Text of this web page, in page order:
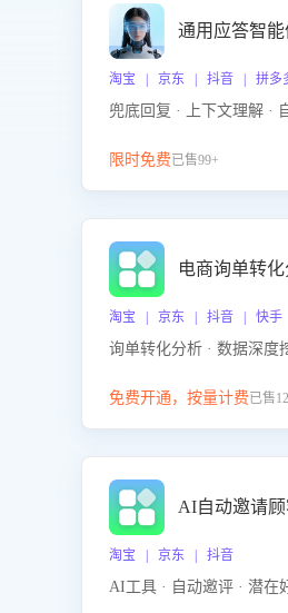
通用应答智
淘宝 | 京东 | 抖音 | 拼多
兜底回复 · 上下文理解 ·
限时免费已售99+
电商询单转
淘宝 | 京东 | 抖音 | 快手
询单转化分析 · 数据深度
免费开通，按量计费已售
AI自动邀请
淘宝 | 京东 | 抖音
AI工具 · 自动邀评 · 潜在